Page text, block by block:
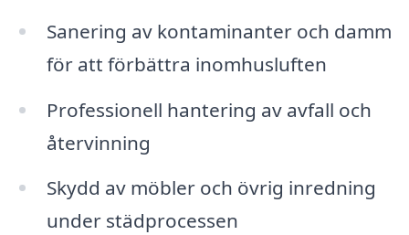
Sanering av kontaminanter och damm
för att förbättra inomhusluften
Professionell hantering av avfall och
återvinning
Skydd av möbler och övrig inredning
under städprocessen